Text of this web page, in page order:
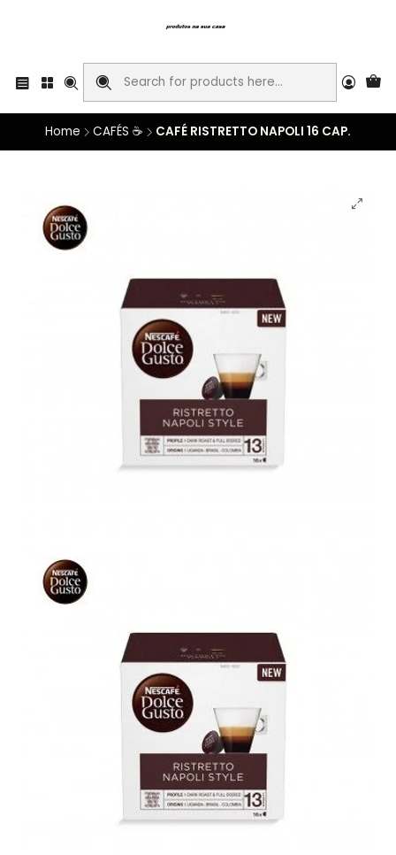
Home CAFÉS ☕ CAFÉ RISTRETTO NAPOLI 16 CAP.